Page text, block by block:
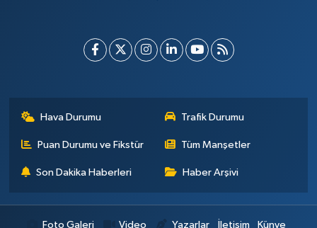
Hava Durumu Trafik Durumu
Puan Durumu ve Fikstür Tüm Manşetler
Son Dakika Haberleri Haber Arşivi
Foto Galeri Video Yazarlar İletişim Künye